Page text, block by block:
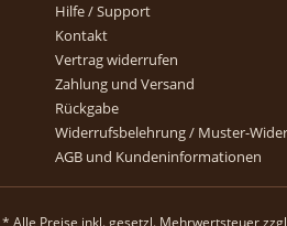
Hilfe / Support
Kontakt
Vertrag widerrufen
Zahlung und Versand
Rückgabe
Widerrufsbelehrung / Muster-
AGB und Kundeninformationen
* Alle Preise inkl. gesetzl. Mehrwertsteuer